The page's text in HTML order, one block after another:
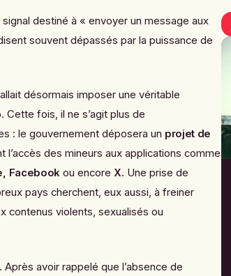
destiné à « envoyer un message aux
souvent dépassés par la puissance de
désormais imposer une véritable
Cette fois, il ne s’agit plus de
: le gouvernement déposera un projet de
des mineurs aux applications comme
Facebook ou encoreX. Une prise de
pays cherchent, eux aussi, à freiner
contenus violents, sexualisés ou
avoir rappelé que l’absence de